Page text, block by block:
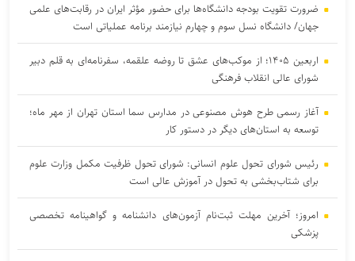
ضرورت تقویت بودجه دانشگاه‌ها برای حضور مؤثر ایران در رقابت‌های علمی
جهان/ دانشگاه نسل سوم و چهارم نیازمند برنامه عملیاتی است
اربعین ۱۴۰۵؛ از موکب‌های عشق تا روضه علقمه، سفرنامه‌ای به قلم دبیر
شورای عالی انقلاب فرهنگی
آغاز رسمی طرح هوش مصنوعی در مدارس سما استان تهران از مهر ماه؛
توسعه به استان‌های دیگر در دستور کار
رئیس شورای تحول علوم انسانی: شورای تحول ظرفیت مکمل وزارت علوم
برای شتاب‌بخشی به تحول در آموزش عالی است
امروز؛ آخرین مهلت ثبت‌نام آزمون‌های دانشنامه و گواهینامه تخصصی
پزشکی